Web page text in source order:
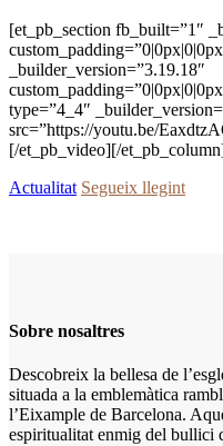
[et_pb_section fb_built=”1″
_builder_version=”3.19.18″
type=”4_4″
src=”https://youtu.be/
[/et_pb_video][/
Actualitat Segueix llegint
Sobre nosaltres
Descobreix la bellesa de
situada a la emblemàtica
l’Eixample de Barcelona.
espiritualitat enmig del bullici